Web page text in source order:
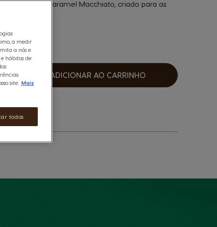
Caramel Macchiato, criado para as
ADICIONAR AO CARRINHO
a medir
a nós e
hábitos de
site. Mais
todos